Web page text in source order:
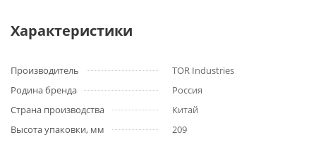
Характеристики
Производитель
TOR Industries
Родина бренда
Россия
Страна производства
Китай
Высота упаковки, мм
209